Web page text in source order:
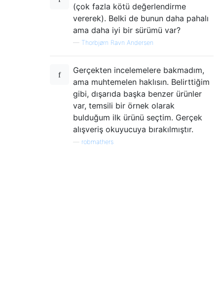
(çok fazla kötü değerlendirme
vererek). Belki de bunun daha pahalı
ama daha iyi bir sürümü var?
— Thorbjørn Ravn Andersen
Gerçekten incelemelere bakmadım,
ama muhtemelen haklısın. Belirttiğim
gibi, dışarıda başka benzer ürünler
var, temsili bir örnek olarak
bulduğum ilk ürünü seçtim. Gerçek
alışveriş okuyucuya bırakılmıştır.
robmathers